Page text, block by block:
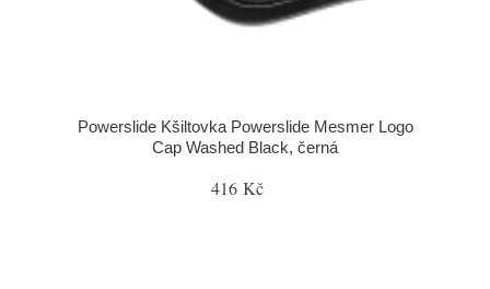
Powerslide Kšiltovka Powerslide Mesmer Logo
Cap Washed Black, černá
416 Kč